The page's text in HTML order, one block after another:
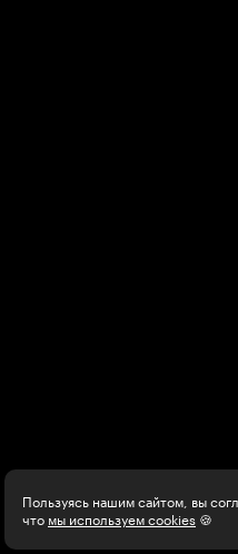
Пользуясь нашим сайтом, вы
что мы используем cookies 🍪
Маркетинг